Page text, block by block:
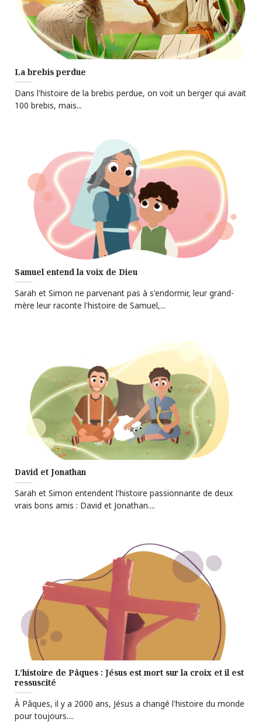
La brebis perdue
Dans l'histoire de la brebis perdue, on voit un berger qui avait
100 brebis, mais...
Samuel entend la voix de Dieu
Sarah et Simon ne parvenant pas à s'endormir, leur grand-
mère leur raconte l'histoire de Samuel,...
David et Jonathan
Sarah et Simon entendent l'histoire passionnante de deux
vrais bons amis : David et Jonathan....
L’histoire de Pâques : Jésus est mort sur la croix et il est
ressuscité
À Pâques, il y a 2000 ans, Jésus a changé l'histoire du monde
pour toujours....